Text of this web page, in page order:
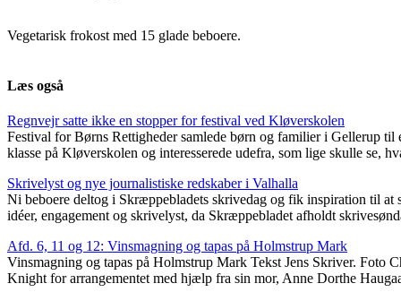
Vegetarisk frokost med 15 glade beboere.
Læs også
Regnvejr satte ikke en stopper for festival ved Kløverskolen
Festival for Børns Rettigheder samlede børn og familier i Gellerup
klasse på Kløverskolen og interesserede udefra, som lige skulle se,
Skrivelyst og nye journalistiske redskaber i Valhalla
Ni beboere deltog i Skræppebladets skrivedag og fik inspiration til
idéer, engagement og skrivelyst, da Skræppebladet afholdt
Afd. 6, 11 og 12: Vinsmagning og tapas på Holmstrup Mark
Vinsmagning og tapas på Holmstrup Mark Tekst Jens Skriver. Foto
Knight for arrangementet med hjælp fra sin mor, Anne Dorthe